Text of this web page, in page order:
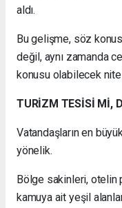
aldı.
Bu gelişme, söz
değil, aynı zamanda
konusu olabilecek
TURİZM TESİSİ Mİ,
Vatandaşların en
yönelik.
Bölge sakinleri, otelin
kamuya ait yeşil